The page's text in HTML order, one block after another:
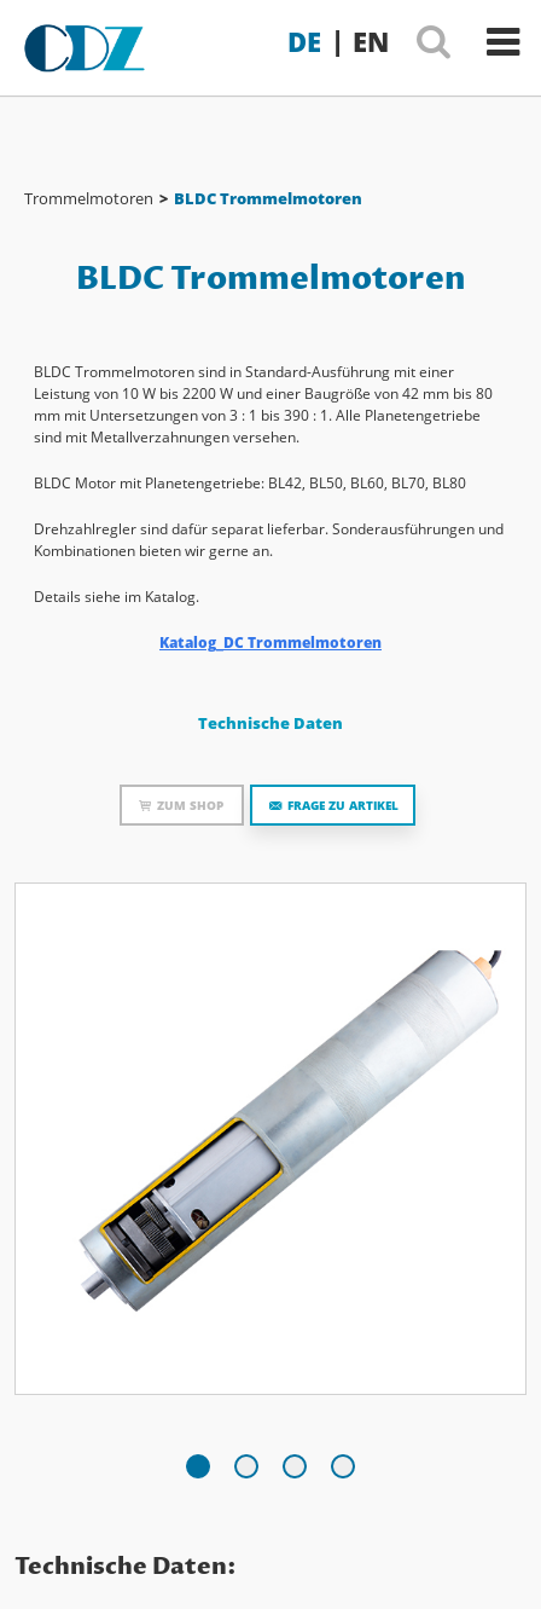
DE | EN
Trommelmotoren > BLDC Trommelmotoren
BLDC Trommelmotoren
BLDC Trommelmotoren sind in Standard-Ausführung mit einer
Leistung von 10 W bis 2200 W und einer Baugröße von 42 mm bis 80
mm mit Untersetzungen von 3 : 1 bis 390 : 1. Alle Planetengetriebe
sind mit Metallverzahnungen versehen.
BLDC Motor mit Planetengetriebe: BL42, BL50, BL60, BL70, BL80
Drehzahlregler sind dafür separat lieferbar. Sonderausführungen und
Kombinationen bieten wir gerne an.
Details siehe im Katalog.
Katalog_DC Trommelmotoren
Technische Daten
ZUM SHOP FRAGE ZU ARTIKEL
Technische Daten: